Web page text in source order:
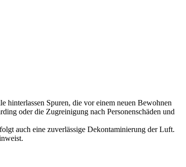
hinterlassen Spuren, die vor einem neuen Bewohnen
oder die Zugreinigung nach Personenschäden und
auch eine zuverlässige Dekontaminierung der Luft.